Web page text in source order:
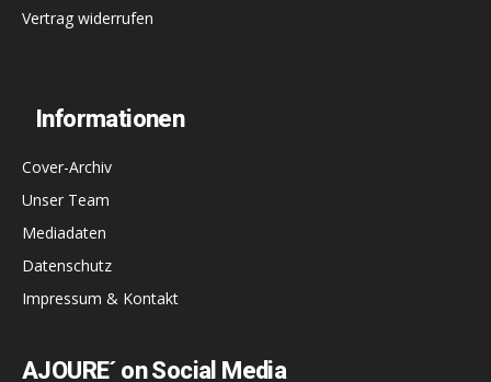
Vertrag widerrufen
Informationen
Cover-Archiv
Unser Team
Mediadaten
Datenschutz
Impressum & Kontakt
AJOURE´ on Social Media